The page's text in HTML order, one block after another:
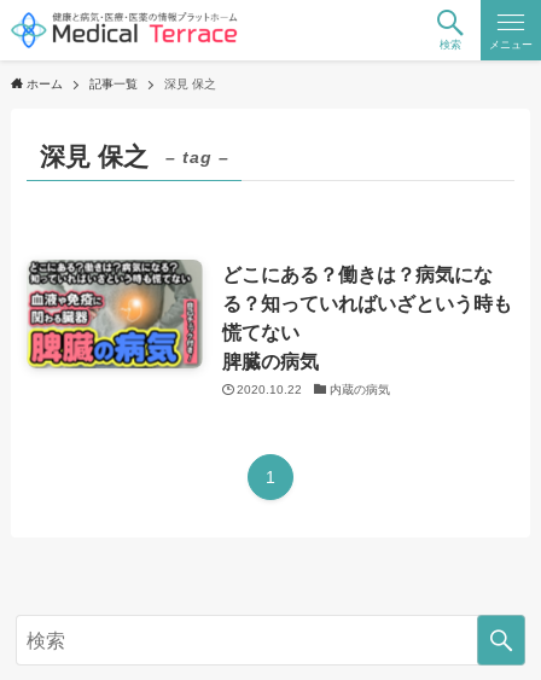
検索 メニュー
ホーム 記事一覧 深見 保之
深見 保之 – tag –
どこにある？働きは？病気にな
る？知っていればいざという時も
慌てない
脾臓の病気
2020.10.22 内蔵の病気
1